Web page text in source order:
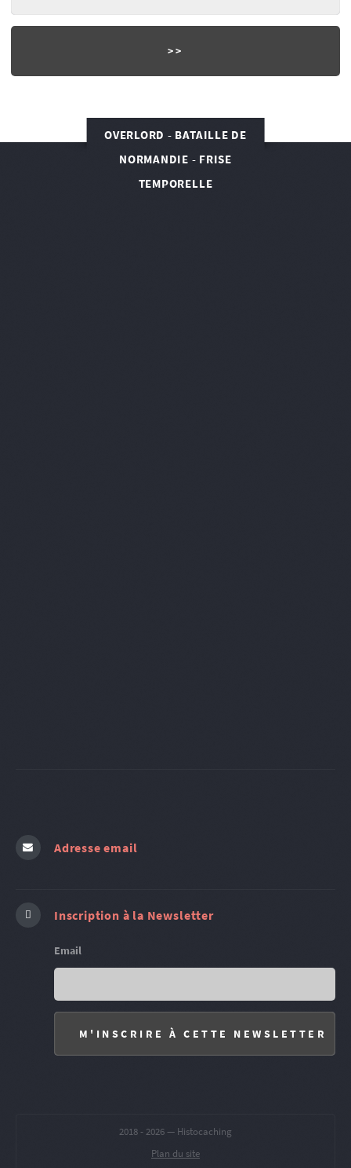
OVERLORD - BATAILLE DE
NORMANDIE - FRISE
TEMPORELLE
Adresse email
Inscription à la Newsletter
Email
2018 - 2026 — Histocaching
Plan du site